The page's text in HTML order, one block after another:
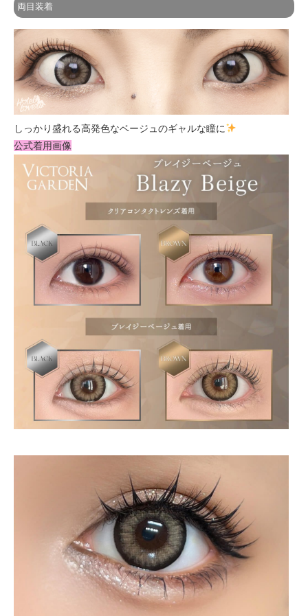
両目装着
しっかり盛れる高発色なベージュのギャルな瞳に
公式着用画像